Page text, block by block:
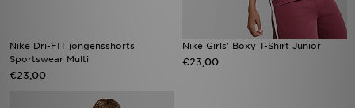
Nike Dri-FIT jongensshorts
Sportswear Multi
€23,00
Nike Girls' Boxy T-Shirt Junior
€23,00